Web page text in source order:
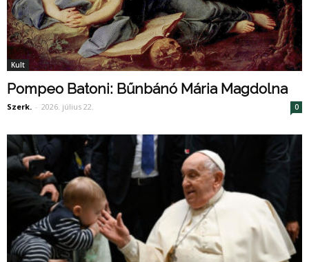
Kult
Pompeo Batoni: Bűnbánó Mária Magdolna
Szerk. - 2026. július 22. 0